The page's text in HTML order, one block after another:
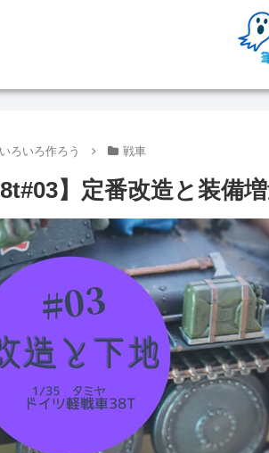
いろいろ作ろう 戦車
】定番改造と装備